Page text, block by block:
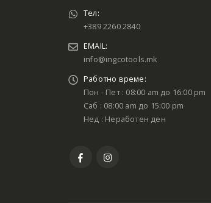
Тел:
+389 2260 2840
EMAIL:
info@ingcotools.mk
Работно време:
Пон - Пет : 08:00 am до 16:00 pm
Саб : 08:00 am до 15:00 pm
Нед : Неработен ден